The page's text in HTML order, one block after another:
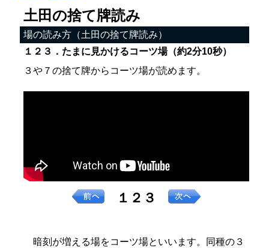
土田の捨て牌読み
場の読み方（土田の捨て牌読み）
１２３．たまに見かけるコーツ場（約2分10秒）
３や７の捨て牌からコーツ場が読めます。
１２３
暗刻が増える場をコーツ場といいます。同種の３